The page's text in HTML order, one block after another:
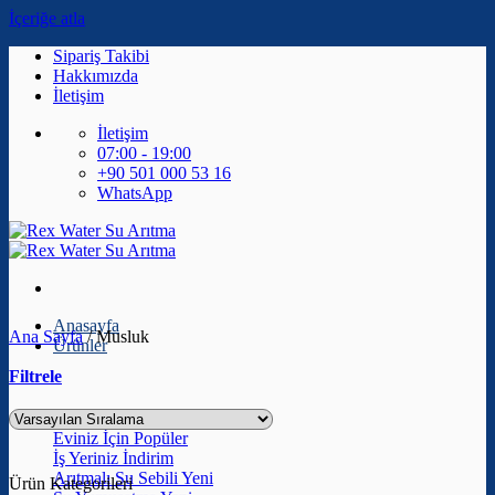
İçeriğe atla
Sipariş Takibi
Hakkımızda
İletişim
İletişim
07:00 - 19:00
+90 501 000 53 16
WhatsApp
Anasayfa
Ürünler
Tüm Ürünler
Eviniz İçin
İş Yeriniz
Arıtmalı Su Sebili
Ana Sayfa /Musluk
Filtrele
Ürün Kategorileri